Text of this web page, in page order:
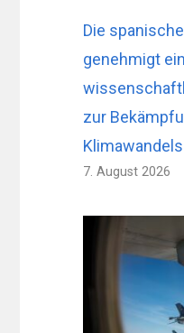
Die
genehmigt ein
zur
Klimawandels
7. August 2026